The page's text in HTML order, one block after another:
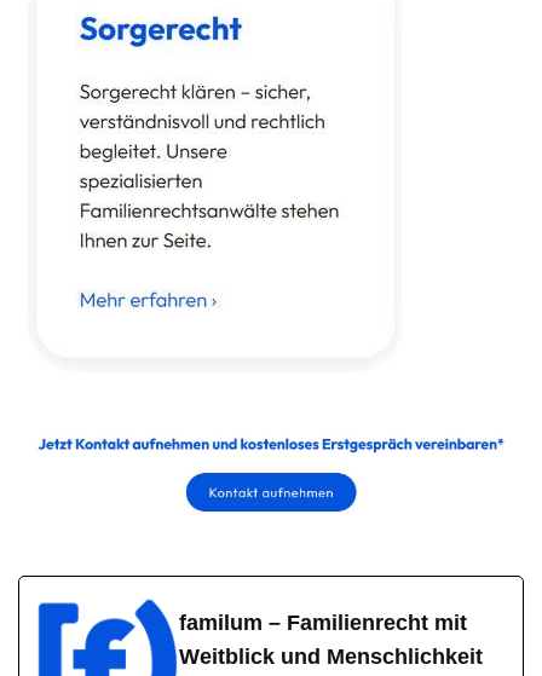
familum – Familienrecht mit
Weitblick und Menschlichkeit